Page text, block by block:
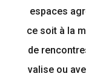
espaces
ce soit à la
de
valise ou